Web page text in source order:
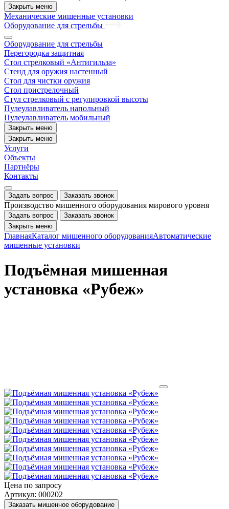
Закрыть меню
Механические мишенные установки
Оборудование для стрельбы
Оборудование для стрельбы
Перегородка защитная
Стол стрелковый «Антигильза»
Стенд для оружия настенный
Стол для чистки оружия
Стол пристрелочный
Стул стрелковый с регулировкой высоты
Пулеулавливатель напольный
Пулеулавливатель мобильный
Закрыть меню
Закрыть меню
Услуги
Объекты
Партнёры
Контакты
Задать вопрос Заказать звонок
Производство мишенного оборудования мирового уровня
Задать вопрос
Заказать звонок
Закрыть меню
ГлавнаяКаталог мишенного оборудованияАвтоматические
мишенные установки
Подъёмная мишенная
установка «Рубеж»
Цена по запросу
Артикул: 000202
Заказать мишенное оборудование